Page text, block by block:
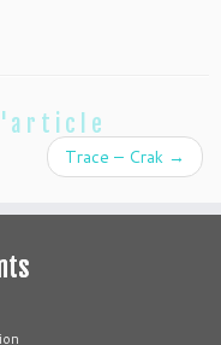
Trace – Crak →